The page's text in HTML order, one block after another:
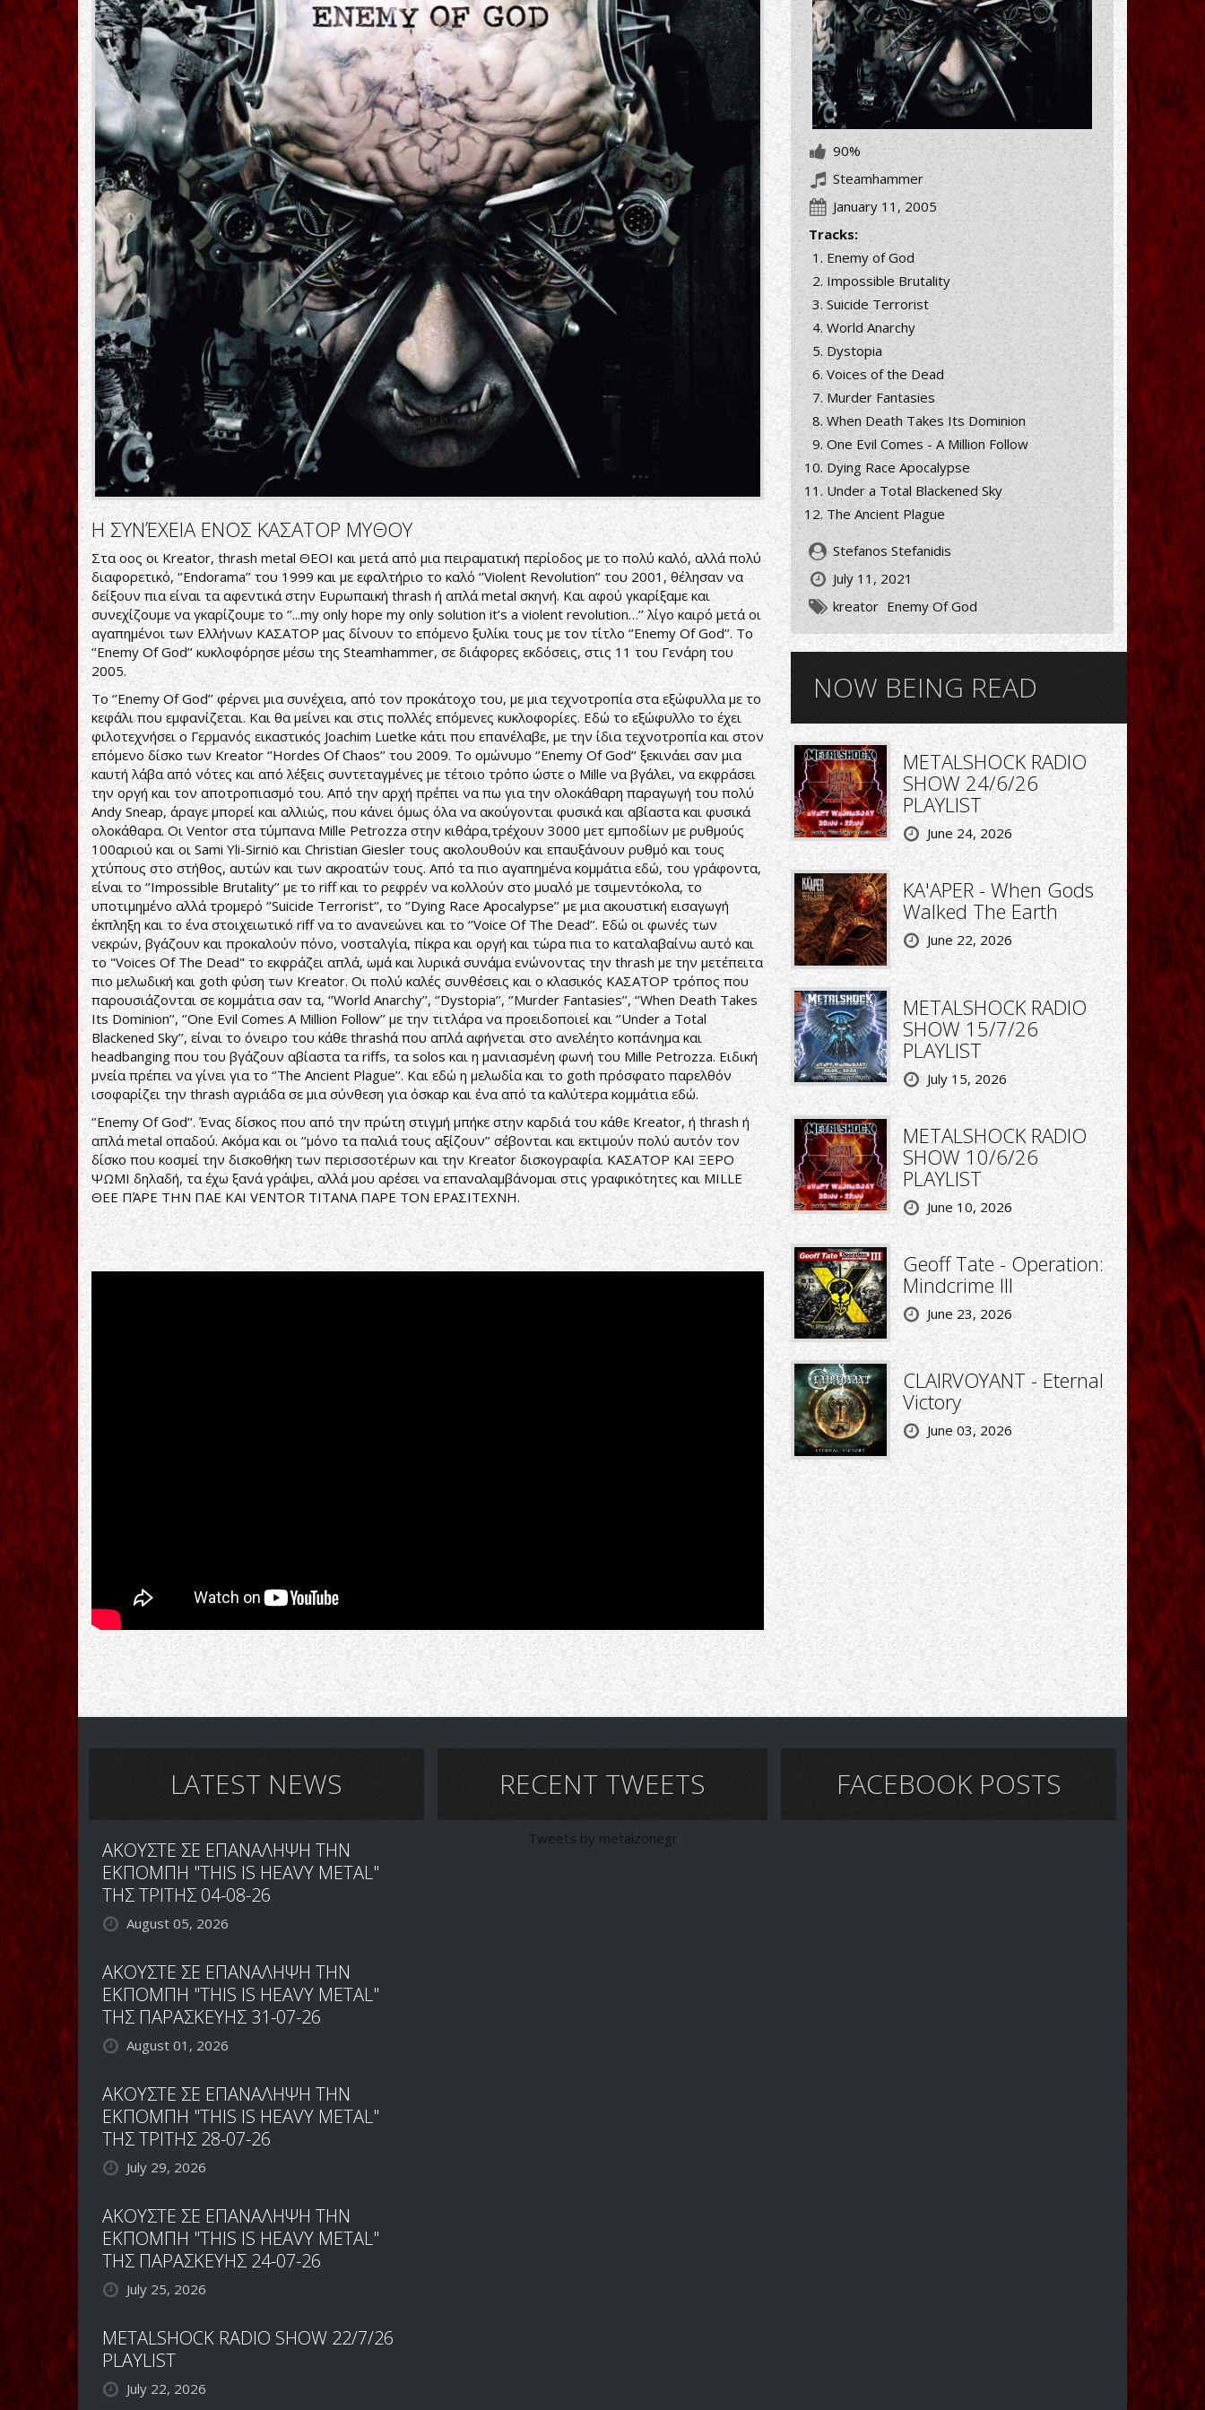
Η ΣΥΝΈΧΕΙΑ ΕΝΟΣ ΚΑΣΑΤΟΡ ΜΥΘΟΥ
Στα οος οι Kreator, thrash metal ΘΕΟΙ και μετά από μια πειραματική περίοδος με το πολύ καλό, αλλά πολύ
διαφορετικό, ‘’Endorama’’ του 1999 και με εφαλτήριο το καλό ‘’Violent Revolution’’ του 2001, θέλησαν να
δείξουν πια είναι τα αφεντικά στην Ευρωπαική thrash ή απλά metal σκηνή. Και αφού γκαρίξαμε και
συνεχίζουμε να γκαρίζουμε το ‘’...my only hope my only solution it’s a violent revolution…’’ λίγο καιρό μετά οι
αγαπημένοι των Ελλήνων ΚΑΣΑΤΟΡ μας δίνουν το επόμενο ξυλίκι τους με τον τίτλο ‘’Enemy Of God’’. Το
‘’Enemy Of God’’ κυκλοφόρησε μέσω της Steamhammer, σε διάφορες εκδόσεις, στις 11 του Γενάρη του
2005.
Το ‘’Enemy Of God’’ φέρνει μια συνέχεια, από τον προκάτοχο του, με μια τεχνοτροπία στα εξώφυλλα με το
κεφάλι που εμφανίζεται. Και θα μείνει και στις πολλές επόμενες κυκλοφορίες. Εδώ το εξώφυλλο το έχει
φιλοτεχνήσει ο Γερμανός εικαστικός Joachim Luetke κάτι που επανέλαβε, με την ίδια τεχνοτροπία και στον
επόμενο δίσκο των Kreator ‘’Hordes Of Chaos’’ του 2009. Το ομώνυμο ‘’Enemy Of God’’ ξεκινάει σαν μια
καυτή λάβα από νότες και από λέξεις συντεταγμένες με τέτοιο τρόπο ώστε ο Mille να βγάλει, να εκφράσει
την οργή και τον αποτροπιασμό του. Από την αρχή πρέπει να πω για την ολοκάθαρη παραγωγή του πολύ
Andy Sneap, άραγε μπορεί και αλλιώς, που κάνει όμως όλα να ακούγονται φυσικά και αβίαστα και φυσικά
ολοκάθαρα. Οι Ventor στα τύμπανα Mille Petrozza στην κιθάρα,τρέχουν 3000 μετ εμποδίων με ρυθμούς
100αριού και οι Sami Yli-Sirniö και Christian Giesler τους ακολουθούν και επαυξάνουν ρυθμό και τους
χτύπους στο στήθος, αυτών και των ακροατών τους. Από τα πιο αγαπημένα κομμάτια εδώ, του γράφοντα,
είναι το ‘’Impossible Brutality’’ με το riff και το ρεφρέν να κολλούν στο μυαλό με τσιμεντόκολα, το
υποτιμημένο αλλά τρομερό ‘’Suicide Terrorist’’, το ‘’Dying Race Apocalypse’’ με μια ακουστική εισαγωγή
έκπληξη και το ένα στοιχειωτικό riff να το ανανεώνει και το ‘’Voice Of The Dead’’. Εδώ οι φωνές των
νεκρών, βγάζουν και προκαλούν πόνο, νοσταλγία, πίκρα και οργή και τώρα πια το καταλαβαίνω αυτό και
το "Voices Of The Dead" το εκφράζει απλά, ωμά και λυρικά συνάμα ενώνοντας την thrash με την μετέπειτα
πιο μελωδική και goth φύση των Kreator. Οι πολύ καλές συνθέσεις και ο κλασικός ΚΑΣΑΤΟΡ τρόπος που
παρουσιάζονται σε κομμάτια σαν τα, ‘’World Anarchy’’, ‘’Dystopia’’, ‘’Murder Fantasies’’, ‘’When Death Takes
Its Dominion’’, ‘’One Evil Comes A Million Follow’’ με την τιτλάρα να προειδοποιεί και ‘’Under a Total
Blackened Sky’’, είναι το όνειρο του κάθε thrashά που απλά αφήνεται στο ανελέητο κοπάνημα και
headbanging που του βγάζουν αβίαστα τα riffs, τα solos και η μανιασμένη φωνή του Mille Petrozza. Ειδική
μνεία πρέπει να γίνει για το ‘’The Ancient Plague’’. Και εδώ η μελωδία και το goth πρόσφατο παρελθόν
ισοφαρίζει την thrash αγριάδα σε μια σύνθεση για όσκαρ και ένα από τα καλύτερα κομμάτια εδώ.
‘’Enemy Of God’’. Ένας δίσκος που από την πρώτη στιγμή μπήκε στην καρδιά του κάθε Kreator, ή thrash ή
απλά metal οπαδού. Ακόμα και οι ‘’μόνο τα παλιά τους αξίζουν’’ σέβονται και εκτιμούν πολύ αυτόν τον
δίσκο που κοσμεί την δισκοθήκη των περισσοτέρων και την Kreator δισκογραφία. ΚΑΣΑΤΟΡ ΚΑΙ ΞΕΡΟ
ΨΩΜΙ δηλαδή, τα έχω ξανά γράψει, αλλά μου αρέσει να επαναλαμβάνομαι στις γραφικότητες και MILLE
ΘΕΕ ΠΆΡΕ ΤΗΝ ΠΑΕ ΚΑΙ VENTOR ΤΙΤΑΝΑ ΠΑΡΕ ΤΟΝ ΕΡΑΣΙΤΕΧΝΗ.
90%
Steamhammer
January 11, 2005
Tracks:
Enemy of God
Impossible Brutality
Suicide Terrorist
World Anarchy
Dystopia
Voices of the Dead
Murder Fantasies
When Death Takes Its Dominion
One Evil Comes - A Million Follow
Dying Race Apocalypse
Under a Total Blackened Sky
The Ancient Plague
Stefanos Stefanidis
July 11, 2021
kreator Enemy Of God
NOW BEING READ
METALSHOCK RADIO
SHOW 24/6/26
PLAYLIST
June 24, 2026
KA'APER - When Gods
Walked The Earth
June 22, 2026
METALSHOCK RADIO
SHOW 15/7/26
PLAYLIST
July 15, 2026
METALSHOCK RADIO
SHOW 10/6/26
PLAYLIST
June 10, 2026
Geoff Tate - Operation:
Mindcrime III
June 23, 2026
CLAIRVOYANT - Eternal
Victory
June 03, 2026
LATEST NEWS
ΑΚΟΥΣΤΕ ΣΕ ΕΠΑΝΑΛΗΨΗ ΤΗΝ
ΕΚΠΟΜΠΗ "THIS IS HEAVY METAL"
ΤΗΣ ΤΡΙΤΗΣ 04-08-26
August 05, 2026
ΑΚΟΥΣΤΕ ΣΕ ΕΠΑΝΑΛΗΨΗ ΤΗΝ
ΕΚΠΟΜΠΗ "THIS IS HEAVY METAL"
ΤΗΣ ΠΑΡΑΣΚΕΥΗΣ 31-07-26
August 01, 2026
ΑΚΟΥΣΤΕ ΣΕ ΕΠΑΝΑΛΗΨΗ ΤΗΝ
ΕΚΠΟΜΠΗ "THIS IS HEAVY METAL"
ΤΗΣ ΤΡΙΤΗΣ 28-07-26
July 29, 2026
ΑΚΟΥΣΤΕ ΣΕ ΕΠΑΝΑΛΗΨΗ ΤΗΝ
ΕΚΠΟΜΠΗ "THIS IS HEAVY METAL"
ΤΗΣ ΠΑΡΑΣΚΕΥΗΣ 24-07-26
July 25, 2026
METALSHOCK RADIO SHOW 22/7/26
PLAYLIST
July 22, 2026
RECENT TWEETS
Tweets by metalzonegr
FACEBOOK POSTS